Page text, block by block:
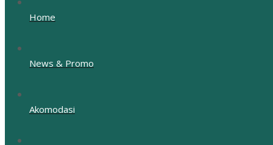
Home
News & Promo
Akomodasi